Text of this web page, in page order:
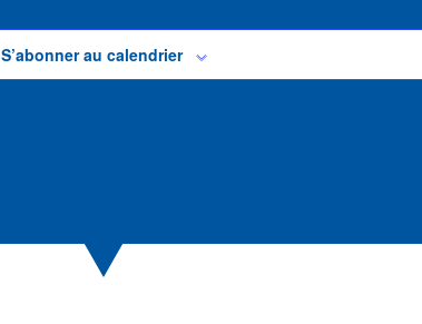
S’abonner au calendrier